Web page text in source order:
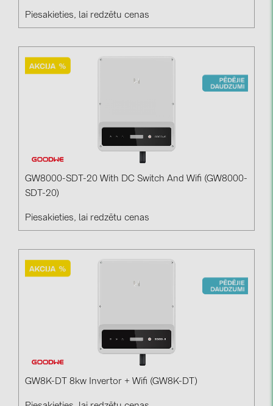
Piesakieties, lai redzētu cenas
GW8000-SDT-20 With DC Switch And Wifi (GW8000-
SDT-20)
Piesakieties, lai redzētu cenas
GW8K-DT 8kw Invertor + Wifi (GW8K-DT)